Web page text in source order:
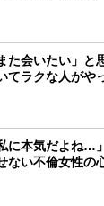
また会いたい」
てラクな人がや
私に本気だよね…
ない不倫女性の